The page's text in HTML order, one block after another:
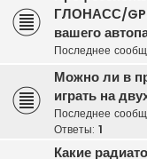
ГЛОНАСС/
вашего
Последнее
Можно ли в
играть на
Последнее
Ответы: 1
Какие